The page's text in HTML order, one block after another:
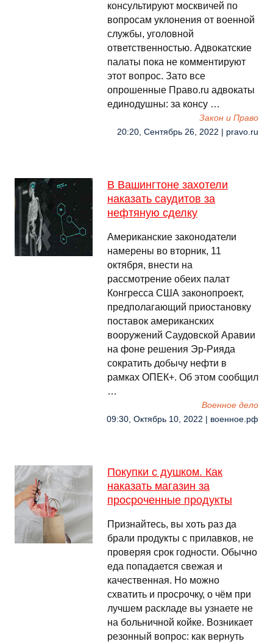
консультируют москвичей по
вопросам уклонения от военной
службы, уголовной
ответственностью. Адвокатские
палаты пока не комментируют
этот вопрос. Зато все
опрошенные Право.ru адвокаты
единодушны: за консу …
Закон и Право
20:20, Сентябрь 26, 2022 | pravo.ru
В Вашингтоне захотели
наказать саудитов за
нефтяную сделку
Американские законодатели
намерены во вторник, 11
октября, внести на
рассмотрение обеих палат
Конгресса США законопроект,
предполагающий приостановку
поставок американских
вооружений Саудовской Аравии
на фоне решения Эр-Рияда
сократить добычу нефти в
рамках ОПЕК+. Об этом сообщил
…
Военное дело
09:30, Октябрь 10, 2022 | военное.рф
Покупки с душком. Как
наказать магазин за
просроченные продукты
Признайтесь, вы хоть раз да
брали продукты с прилавков, не
проверяя срок годности. Обычно
еда попадается свежая и
качественная. Но можно
схватить и просрочку, о чём при
лучшем раскладе вы узнаете не
на больничной койке. Возникает
резонный вопрос: как вернуть